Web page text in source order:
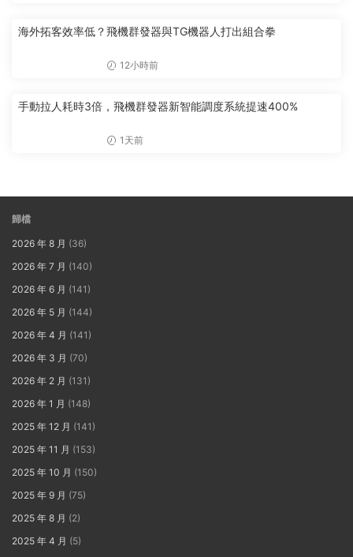
海外拓客效率低？飛機群發器與TG機器人打出組合拳
12小時前
手動拉人耗時3倍，飛機群發器新智能調度系統提速400%
1天前
歸檔
2026 年 8 月 (36)
2026 年 7 月 (140)
2026 年 6 月 (141)
2026 年 5 月 (144)
2026 年 4 月 (141)
2026 年 3 月 (70)
2026 年 2 月 (131)
2026 年 1 月 (148)
2025 年 12 月 (141)
2025 年 11 月 (153)
2025 年 10 月 (150)
2025 年 9 月 (75)
2025 年 8 月 (2)
2025 年 4 月 (5)